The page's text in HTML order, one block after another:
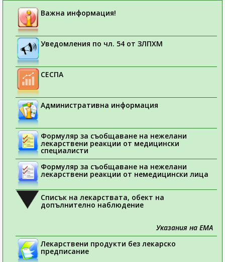
Важна информация!
Уведомления по чл. 54 от ЗЛПХМ
СЕСПА
Административна информация
Формуляр за съобщаване на нежелани
лекарствени реакции от медицински
специалисти
Формуляр за съобщаване на нежелани
лекарствени реакции от немедицински лица
Списък на лекарствата, обект на
допълнително наблюдение
Указания на ЕМА
Лекарствени продукти без лекарско
предписание